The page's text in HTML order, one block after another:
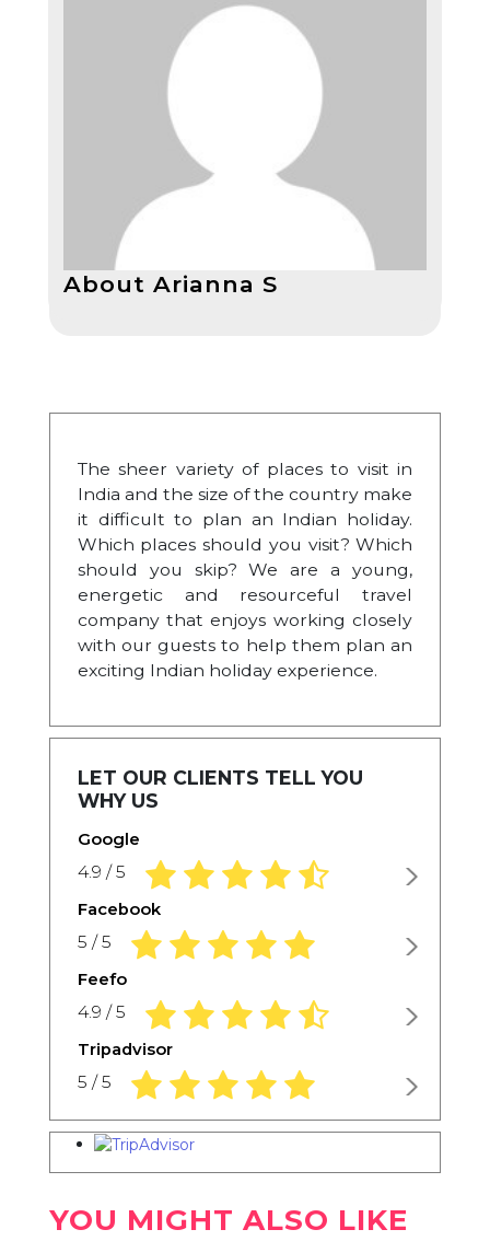
About Arianna S
The sheer variety of places to visit in
India and the size of the country make
it difficult to plan an Indian holiday.
Which places should you visit? Which
should you skip? We are a young,
energetic and resourceful travel
company that enjoys working closely
with our guests to help them plan an
exciting Indian holiday experience.
LET OUR CLIENTS TELL YOU
WHY US
Google
4.9 / 5 4.9 rating based on 1,234 ratings
Facebook
5 / 5 5.0 rating based on 1,234 ratings
Feefo
4.9 / 5 4.9 rating based on 1,234 ratings
Tripadvisor
5 / 5 5.0 rating based on 1,234 ratings
YOU MIGHT ALSO LIKE